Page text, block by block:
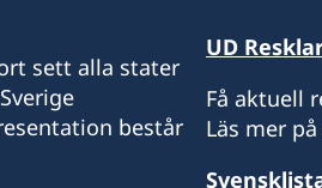
sett alla stater
består
UD
Få aktuell
Läs mer